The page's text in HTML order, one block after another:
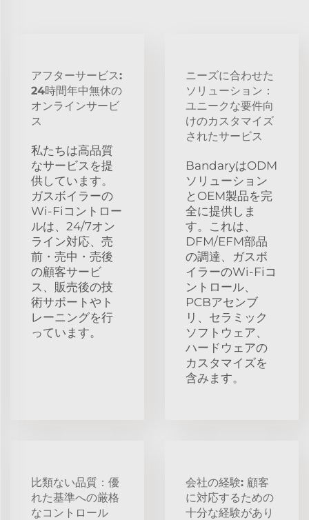
アフターサービス:
24時間年中無休の
オンラインサービ
ス
私たちは高品質
なサービスを提
供しています。
ガスボイラーの
Wi-Fiコントロー
ルは、24/7オン
ライン対応、売
前・売中・売後
の顧客サービ
ス、販売後の技
術サポートやト
レーニングを行
っています。
ニーズに合わせた
ソリューション：
ユニークな要件向
けのカスタマイズ
されたサービス
BandaryはODM
ソリューション
とOEM製品を完
全に提供しま
す。これは、
DFM/EFM部品
の調達、ガスボ
イラーのWi-Fiコ
ントロール、
PCBアセンブ
リ、セラミック
ソフトウェア、
ハードウェアの
カスタマイズを
含みます。
比類ない品質：優
れた基準への厳格
なコントロール
会社の経験: 顧客
に対応するための
十分な経験があり